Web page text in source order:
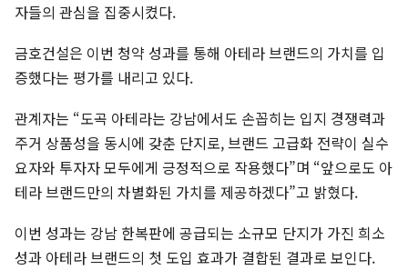
자들의 관심을 집중시켰다.
금호건설은 이번 청약 성과를 통해 아테라 브랜드의 가치를 입
증했다는 평가를 내리고 있다.
관계자는 “도곡 아테라는 강남에서도 손꼽히는 입지 경쟁력과
주거 상품성을 동시에 갖춘 단지로, 브랜드 고급화 전략이 실수
요자와 투자자 모두에게 긍정적으로 작용했다”며 “앞으로도 아
테라 브랜드만의 차별화된 가치를 제공하겠다”고 밝혔다.
이번 성과는 강남 한복판에 공급되는 소규모 단지가 가진 희소
성과 아테라 브랜드의 첫 도입 효과가 결합된 결과로 보인다.